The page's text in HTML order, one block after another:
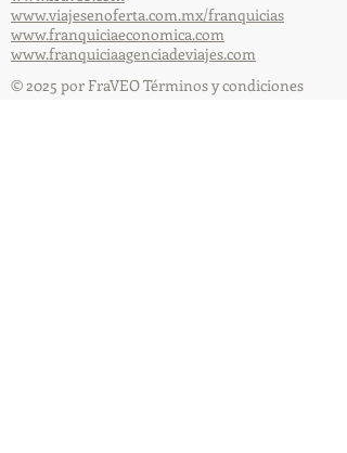
www.viajesenoferta.com.mx/franquicias
www.franquiciaeconomica.com
www.franquiciaagenciadeviajes.com
© 2025 por FraVEO Términos y condiciones